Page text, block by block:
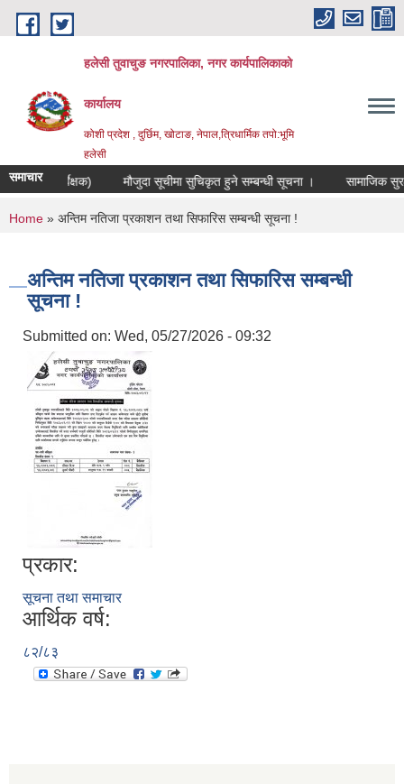
Skip to main content
हलेसी तुवाचुङ नगरपालिका, नगर कार्यपालिकाको
कार्यालय
कोशी प्रदेश , दुर्छिम, खोटाङ, नेपाल,त्रिधार्मिक तपो:भूमि
हलेसी
समाचार
सर्वेक्षक) मौजुदा सूचीमा सुचिकृत हुने सम्बन्धी सूचना । सामाजिक सुरक्षा
You are here
Home » अन्तिम नतिजा प्रकाशन तथा सिफारिस सम्बन्धी सूचना !
अन्तिम नतिजा प्रकाशन तथा सिफारिस सम्बन्धी
सूचना !
Submitted on: Wed, 05/27/2026 - 09:32
प्रकार:
सूचना तथा समाचार
आर्थिक वर्ष:
८२/८३